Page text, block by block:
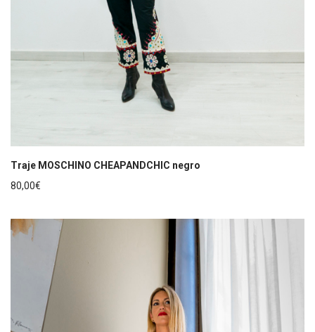
Traje MOSCHINO CHEAPANDCHIC negro
80,00€